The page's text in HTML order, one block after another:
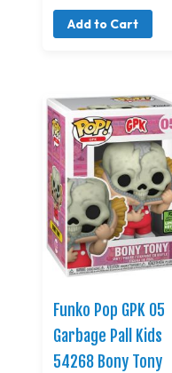
Add to Cart
Funko Pop GPK 05
Garbage Pall Kids
54268 Bony Tony